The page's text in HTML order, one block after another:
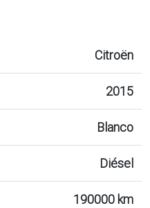
Citroën
2015
Blanco
Diésel
190000 km